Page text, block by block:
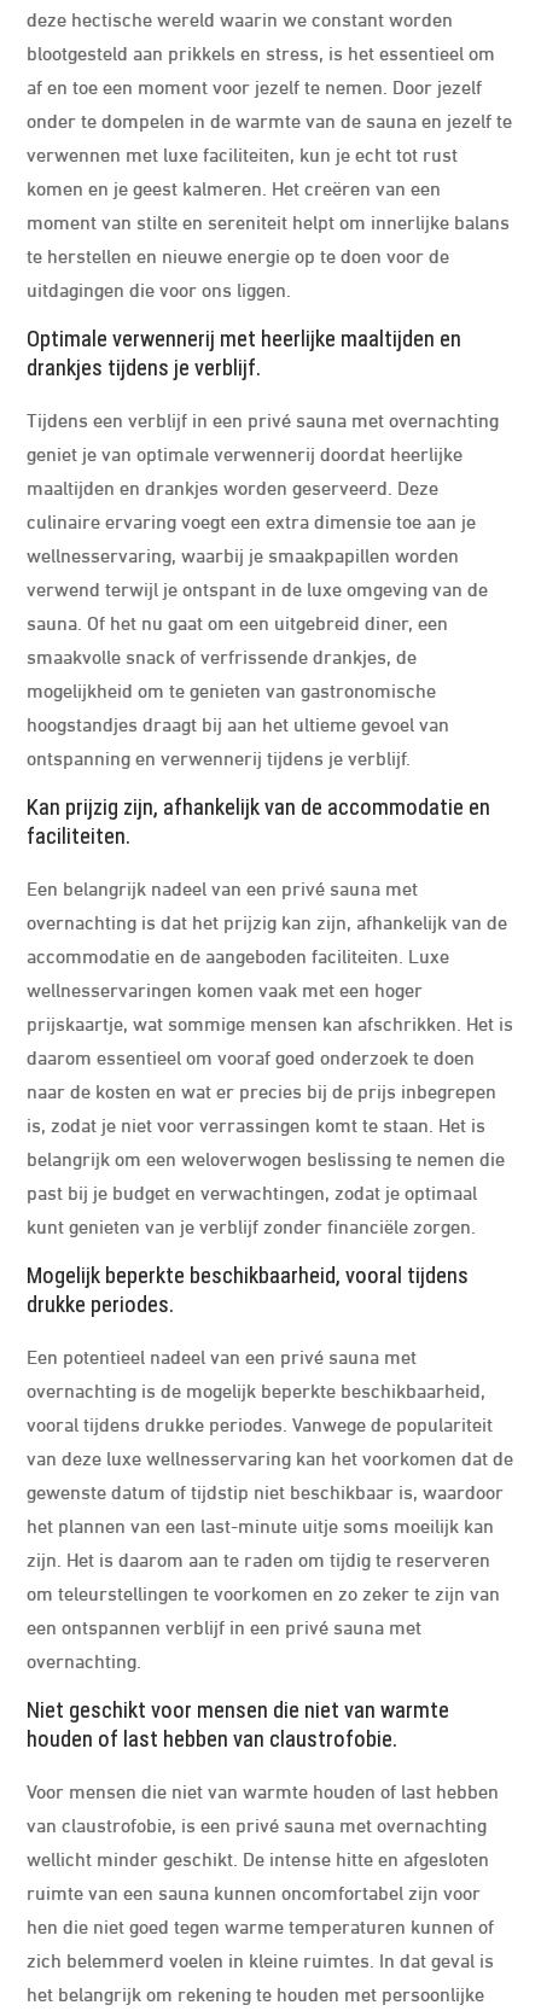
deze hectische wereld waarin we constant worden
blootgesteld aan prikkels en stress, is het essentieel om
af en toe een moment voor jezelf te nemen. Door jezelf
onder te dompelen in de warmte van de sauna en jezelf te
verwennen met luxe faciliteiten, kun je echt tot rust
komen en je geest kalmeren. Het creëren van een
moment van stilte en sereniteit helpt om innerlijke balans
te herstellen en nieuwe energie op te doen voor de
uitdagingen die voor ons liggen.
Optimale verwennerij met heerlijke maaltijden en
drankjes tijdens je verblijf.
Tijdens een verblijf in een privé sauna met overnachting
geniet je van optimale verwennerij doordat heerlijke
maaltijden en drankjes worden geserveerd. Deze
culinaire ervaring voegt een extra dimensie toe aan je
wellnesservaring, waarbij je smaakpapillen worden
verwend terwijl je ontspant in de luxe omgeving van de
sauna. Of het nu gaat om een uitgebreid diner, een
smaakvolle snack of verfrissende drankjes, de
mogelijkheid om te genieten van gastronomische
hoogstandjes draagt bij aan het ultieme gevoel van
ontspanning en verwennerij tijdens je verblijf.
Kan prijzig zijn, afhankelijk van de accommodatie en
faciliteiten.
Een belangrijk nadeel van een privé sauna met
overnachting is dat het prijzig kan zijn, afhankelijk van de
accommodatie en de aangeboden faciliteiten. Luxe
wellnesservaringen komen vaak met een hoger
prijskaartje, wat sommige mensen kan afschrikken. Het is
daarom essentieel om vooraf goed onderzoek te doen
naar de kosten en wat er precies bij de prijs inbegrepen
is, zodat je niet voor verrassingen komt te staan. Het is
belangrijk om een weloverwogen beslissing te nemen die
past bij je budget en verwachtingen, zodat je optimaal
kunt genieten van je verblijf zonder financiële zorgen.
Mogelijk beperkte beschikbaarheid, vooral tijdens
drukke periodes.
Een potentieel nadeel van een privé sauna met
overnachting is de mogelijk beperkte beschikbaarheid,
vooral tijdens drukke periodes. Vanwege de populariteit
van deze luxe wellnesservaring kan het voorkomen dat de
gewenste datum of tijdstip niet beschikbaar is, waardoor
het plannen van een last-minute uitje soms moeilijk kan
zijn. Het is daarom aan te raden om tijdig te reserveren
om teleurstellingen te voorkomen en zo zeker te zijn van
een ontspannen verblijf in een privé sauna met
overnachting.
Niet geschikt voor mensen die niet van warmte
houden of last hebben van claustrofobie.
Voor mensen die niet van warmte houden of last hebben
van claustrofobie, is een privé sauna met overnachting
wellicht minder geschikt. De intense hitte en afgesloten
ruimte van een sauna kunnen oncomfortabel zijn voor
hen die niet goed tegen warme temperaturen kunnen of
zich belemmerd voelen in kleine ruimtes. In dat geval is
het belangrijk om rekening te houden met persoonlijke